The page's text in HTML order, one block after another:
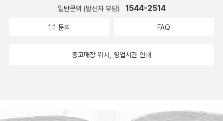
일반문의 (발신자 부담) 1544-2514
1:1 문의 FAQ
중고매장 위치, 영업시간 안내